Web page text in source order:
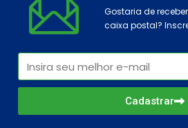
Gostaria de
caixa postal?
Cadastrar